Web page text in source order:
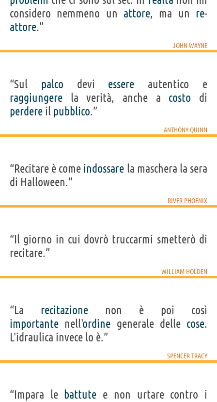
considero nemmeno un attore, ma un re-
attore.”
JOHN WAYNE
“Sul palco devi essere autentico e
raggiungere la verità, anche a costo di
perdere il pubblico.”
ANTHONY QUINN
“Recitare è come indossare la maschera la sera
di Halloween.”
RIVER PHOENIX
“Il giorno in cui dovrò truccarmi smetterò di
recitare.”
WILLIAM HOLDEN
“La recitazione non è poi così
importante nell'ordine generale delle cose.
L'idraulica invece lo è.”
SPENCER TRACY
“Impara le battute e non urtare contro i